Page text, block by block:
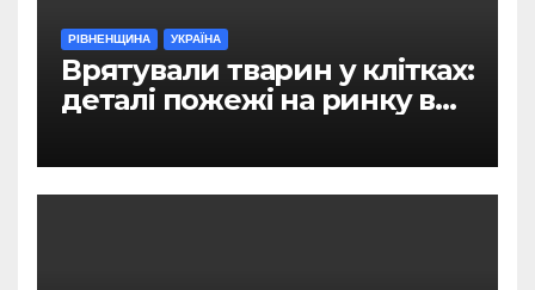
РІВНЕНЩИНА УКРАЇНА
Врятували тварин у клітках:
деталі пожежі на ринку в